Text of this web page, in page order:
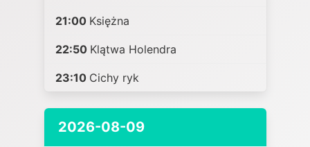
21:00 Księżna
22:50 Klątwa Holendra
23:10 Cichy ryk
2026-08-09